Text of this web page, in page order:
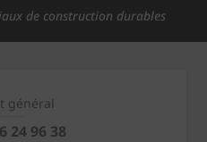
de construction durables
général
24 96 38